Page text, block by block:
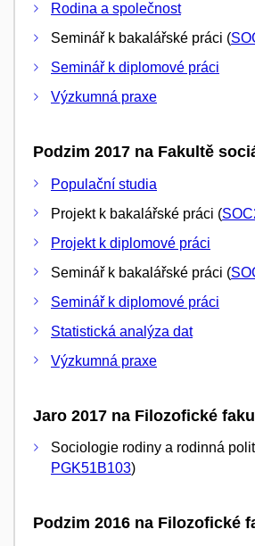
Rodina a společnost
Seminář k bakalářské práci (
Seminář k diplomové práci
Výzkumná praxe
Podzim 2017 na Fakultě
Populační studia
Projekt k bakalářské práci (
Projekt k diplomové práci
Seminář k bakalářské práci (
Seminář k diplomové práci
Statistická analýza dat
Výzkumná praxe
Jaro 2017 na Filozofické
Sociologie rodiny a rodinná
PGK51B103)
Podzim 2016 na Filozofické